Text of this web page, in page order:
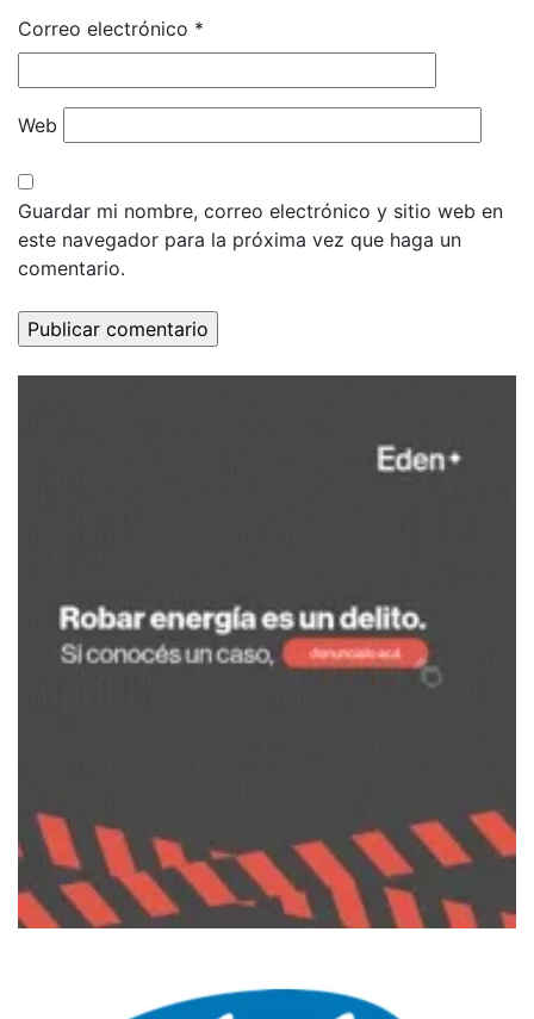
Correo electrónico *
Web
Guardar mi nombre, correo electrónico y sitio web en
este navegador para la próxima vez que haga un
comentario.